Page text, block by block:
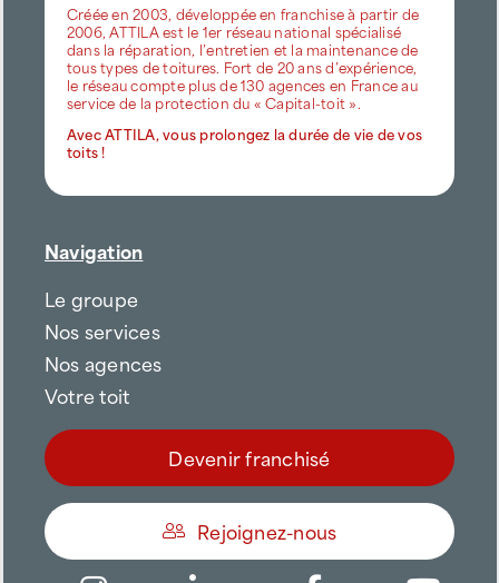
Créée en 2003, développée en franchise à partir de
2006, ATTILA est le 1er réseau national spécialisé
dans la réparation, l’entretien et la maintenance de
tous types de toitures. Fort de 20 ans d’expérience,
le réseau compte plus de 130 agences en France au
service de la protection du « Capital-toit ».
Avec ATTILA, vous prolongez la durée de vie de vos
toits !
Navigation
Le groupe
Nos services
Nos agences
Votre toit
Devenir franchisé
Rejoignez-nous